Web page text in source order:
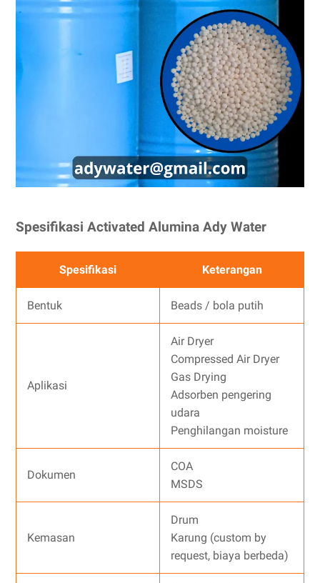
Spesifikasi Activated Alumina Ady Water
Spesifikasi Keterangan
Bentuk Beads / bola putih
Aplikasi
Air Dryer
Compressed Air Dryer
Gas Drying
Adsorben pengering
udara
Penghilangan moisture
Dokumen
COA
MSDS
Kemasan
Drum
Karung (custom by
request, biaya berbeda)